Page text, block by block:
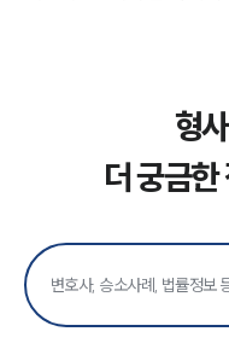
형
더 궁금